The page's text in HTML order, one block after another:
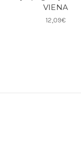
VIENA
12,09€